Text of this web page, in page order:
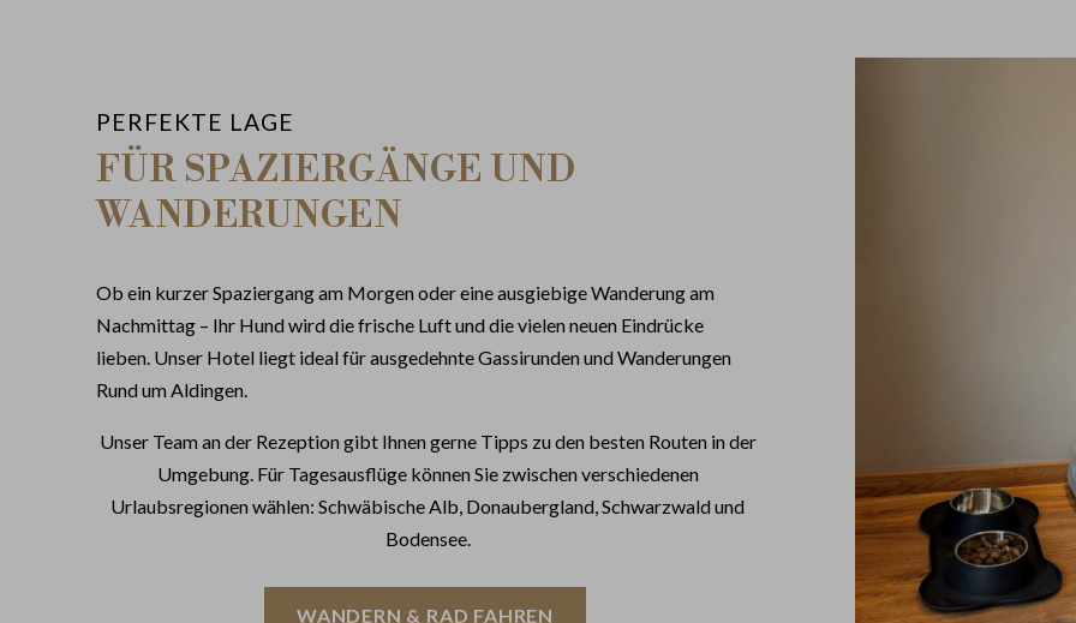
PERFEKTE LAGE
FÜR SPAZIERGÄNGE UND
WANDERUNGEN
Ob ein kurzer Spaziergang am Morgen oder eine ausgiebige Wanderung am
Nachmittag – Ihr Hund wird die frische Luft und die vielen neuen Eindrücke
lieben. Unser Hotel liegt ideal für ausgedehnte Gassirunden und Wanderungen
Rund um Aldingen.
Unser Team an der Rezeption gibt Ihnen gerne Tipps zu den besten Routen in der
Umgebung. Für Tagesausflüge können Sie zwischen verschiedenen
Urlaubsregionen wählen: Schwäbische Alb, Donaubergland, Schwarzwald und
Bodensee.
WANDERN & RAD FAHREN